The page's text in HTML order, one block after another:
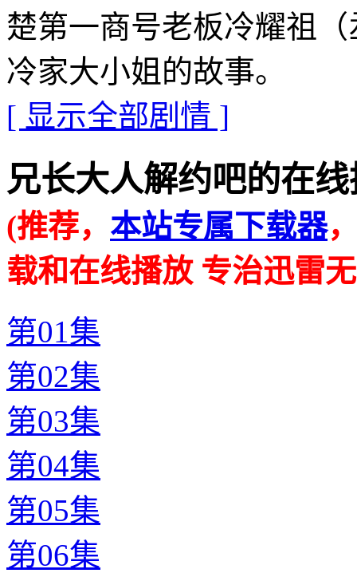
楚第一商号老板冷耀祖
冷家大小姐的故事。
[ 显示全部剧情 ]
兄长大人解约吧的在线
(推荐， 本站专属下载器
载和在线播放 专治迅雷
第01集
第02集
第03集
第04集
第05集
第06集